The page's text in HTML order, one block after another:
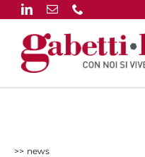
Salta
contenuto
>> news